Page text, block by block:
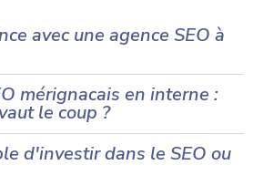
avec une agence SEO à
mérignacais en interne :
le coup ?
d'investir dans le SEO ou